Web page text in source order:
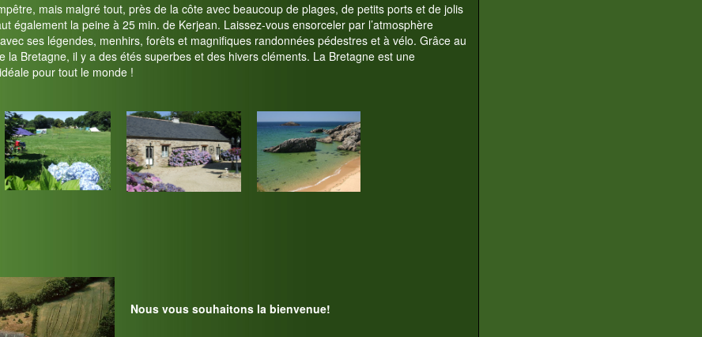
mais malgré tout, près de la côte avec beaucoup de plages, de petits ports et de jolis
également la peine à 25 min. de Kerjean. Laissez-vous ensorceler par l’atmosphère
ses légendes, menhirs, forêts et magnifiques randonnées pédestres et à vélo. Grâce au
la Bretagne, il y a des étés superbes et des hivers cléments. La Bretagne est une
pour tout le monde !
Nous vous souhaitons la bienvenue!